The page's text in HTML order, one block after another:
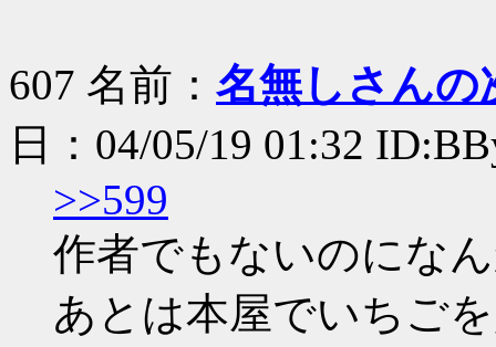
607 名前： 名無しさんの
日：04/05/19 01:32
>>599
作者でもないのにな
あとは本屋でいちご